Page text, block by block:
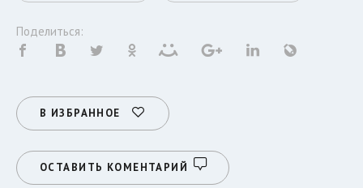
Поделиться:
В ИЗБРАННОЕ
ОСТАВИТЬ КОМЕНТАРИЙ